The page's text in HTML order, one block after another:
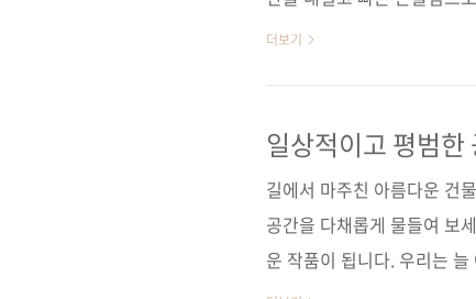
인 관광객까지 어떻게 알고
한 그림체를 갖고 있거든요.
절로 웃음이 날 수밖에 없지
더보기
일상적이고 평범
방법
길에서 마주친 아름다운 건
공간을 다채롭게 물들여 보
운 작품이 됩니다. 우리는